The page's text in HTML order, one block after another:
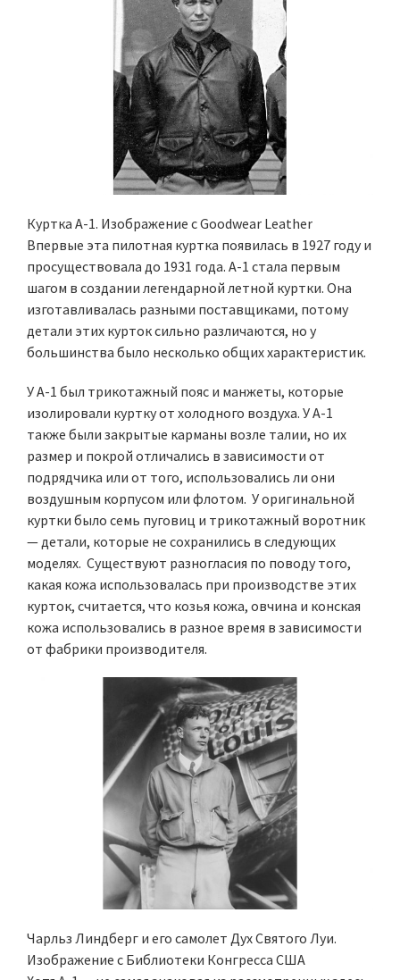
Куртка А-1. Изображение с Goodwear Leather
Впервые эта пилотная куртка появилась в 1927 году и
просуществовала до 1931 года. А-1 стала первым
шагом в создании легендарной летной куртки. Она
изготавливалась разными поставщиками, потому
детали этих курток сильно различаются, но у
большинства было несколько общих характеристик.
У A-1 был трикотажный пояс и манжеты, которые
изолировали куртку от холодного воздуха. У A-1
также были закрытые карманы возле талии, но их
размер и покрой отличались в зависимости от
подрядчика или от того, использовались ли они
воздушным корпусом или флотом. У оригинальной
куртки было семь пуговиц и трикотажный воротник
— детали, которые не сохранились в следующих
моделях. Существуют разногласия по поводу того,
какая кожа использовалась при производстве этих
курток, считается, что козья кожа, овчина и конская
кожа использовались в разное время в зависимости
от фабрики производителя.
Чарльз Линдберг и его самолет Дух Святого Луи.
Изображение с Библиотеки Конгресса США